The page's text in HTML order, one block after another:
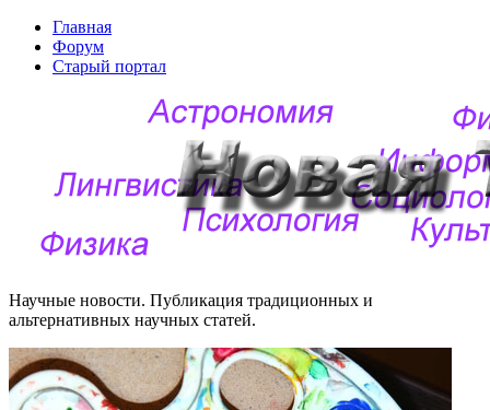
Главная
Форум
Старый портал
Научные новости. Публикация традиционных и
альтернативных научных статей.